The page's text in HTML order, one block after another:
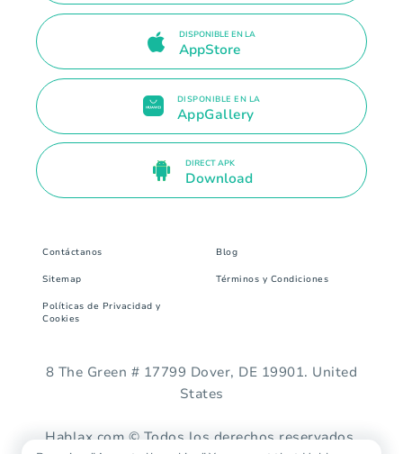
DISPONIBLE EN LA
AppStore
DISPONIBLE EN LA
AppGallery
DIRECT APK
Download
Contáctanos Blog
Sitemap Términos y Condiciones
Políticas de Privacidad y
Cookies
8 The Green # 17799 Dover, DE 19901. United
States
Hablax.com © Todos los derechos reservados.